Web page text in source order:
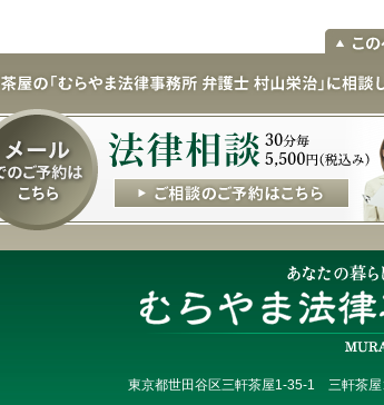
東京都世田谷区三軒茶屋1-35-1 三軒茶屋